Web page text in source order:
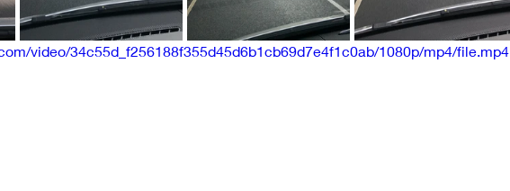
video/34c55d_f256188f355d45d6b1cb69d7e4f1c0ab/1080p/mp4/file.mp4